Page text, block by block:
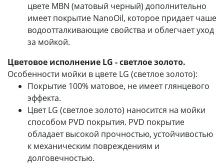
цвете MBN (матовый черный) дополнительно
имеет покрытие NanoOil, которое придает чаше
водоотталкивающие свойства и облегчает уход
за мойкой.
Цветовое исполнение LG - светлое золото.
Особенности мойки в цвете LG (светлое золото):
Покрытие 100% матовое, не имеет глянцевого
эффекта.
Цвет LG (светлое золото) наносится на мойки
способом PVD покрытия. PVD покрытие
обладает высокой прочностью, устойчивостью
к механическим повреждениям и
долговечностью.